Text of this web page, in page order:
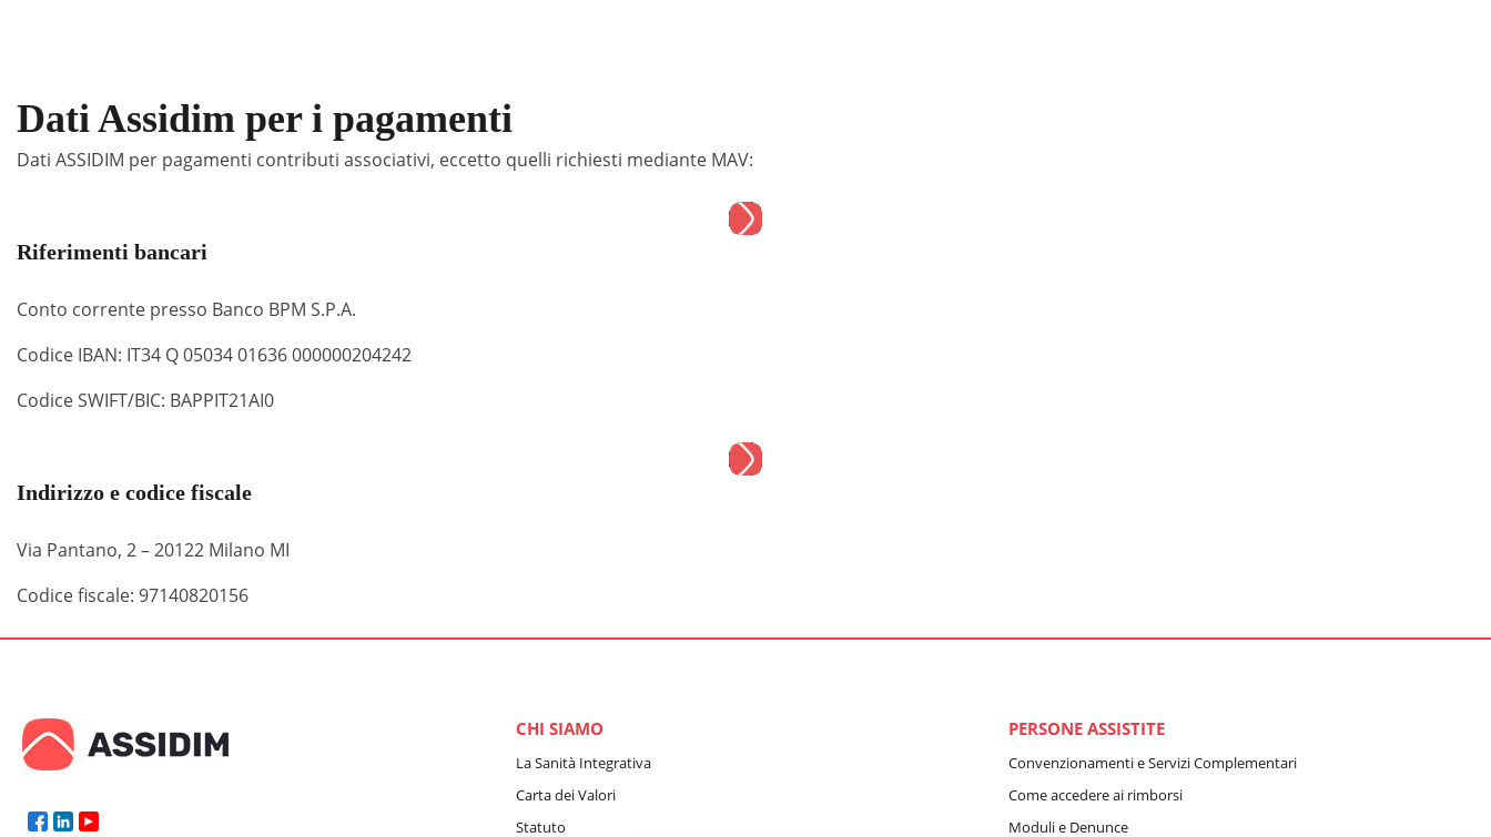
Dati Assidim per i pagamenti
Dati ASSIDIM per pagamenti contributi associativi, eccetto quelli richiesti mediante MAV:
Riferimenti bancari
Conto corrente presso Banco BPM S.P.A.
Codice IBAN: IT34 Q 05034 01636 000000204242
Codice SWIFT/BIC: BAPPIT21AI0
Indirizzo e codice fiscale
Via Pantano, 2 – 20122 Milano MI
Codice fiscale: 97140820156
CHI SIAMO
La Sanità Integrativa
Carta dei Valori
Statuto
PERSONE ASSISTITE
Convenzionamenti e Servizi Complementari
Come accedere ai rimborsi
Moduli e Denunce